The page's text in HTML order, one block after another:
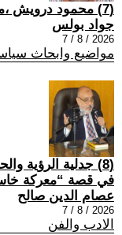
(7) محمود درويش ،ما زلت واقفًا على الريح بيننا
جواد بولس
2026 / 8 / 7
مواضيع وابحاث
(8) جدلية الرؤية
في قصة “معركة
عصام الدين صالح
2026 / 8 / 7
الادب والفن